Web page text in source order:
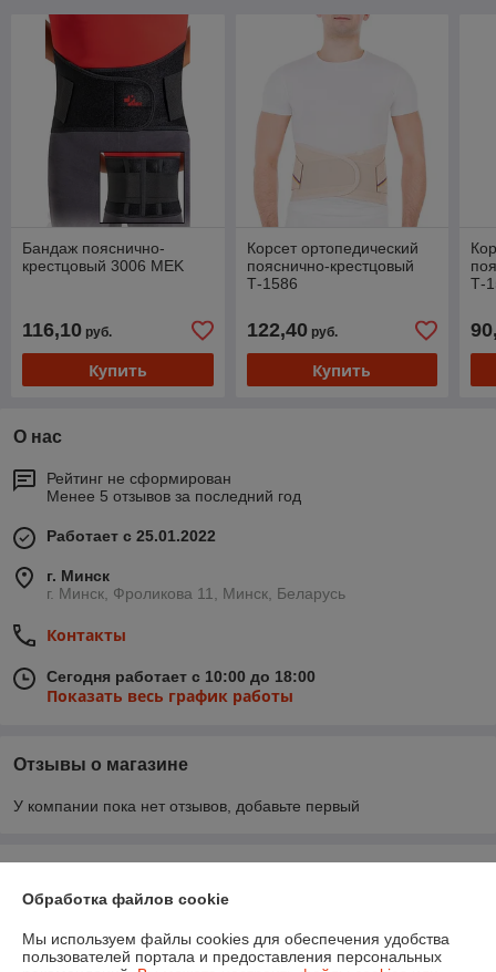
Бандаж пояснично-
крестцовый 3006 MEK
116,10 руб.
Купить
Корсет ортопедический
пояснично-крестцовый
Т-1586
122,40руб.
Купить
Т-
О нас
Рейтинг не сформирован
Менее 5 отзывов за последний год
Работает с 25.01.2022
г. Минск
г. Минск, Фроликова 11, Минск, Беларусь
Контакты
Сегодня работает с 10:00 до 18:00
Показать весь график работы
Отзывы о магазине
У компании пока нет отзывов, добавьте первый
Обработка файлов cookie
Мы используем файлы cookies для обеспечения удобства
пользователей портала и предоставления персональных